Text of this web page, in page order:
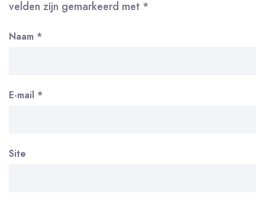
velden zijn gemarkeerd met *
Naam *
E-mail *
Site